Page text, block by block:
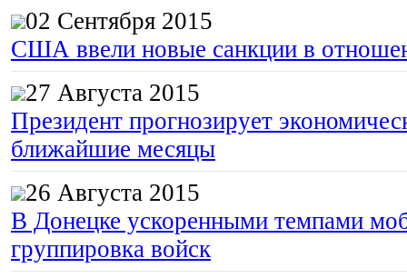
02 Сентября 2015
США ввели новые санкции в
27 Августа 2015
Президент прогнозирует
ближайшие месяцы
26 Августа 2015
В Донецке ускоренными темпами
группировка войск